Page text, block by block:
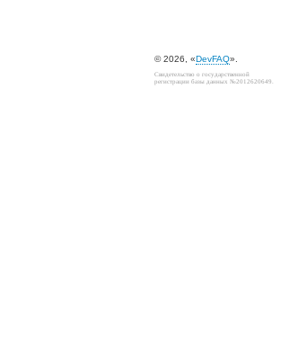
© 2026, «DevFAQ».
Свидетельство о государственной
регистрации базы данных №2012620649.